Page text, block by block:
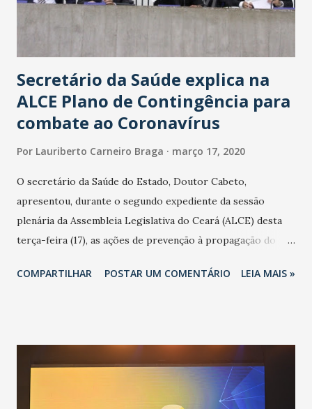
Secretário da Saúde explica na
ALCE Plano de Contingência para
combate ao Coronavírus
Por Lauriberto Carneiro Braga março 17, 2020
O secretário da Saúde do Estado, Doutor Cabeto,
apresentou, durante o segundo expediente da sessão
plenária da Assembleia Legislativa do Ceará (ALCE) desta
terça-feira (17), as ações de prevenção à propagação do
adotadas pelo Governo do Estado na contenção da
população suspeita e de cuidados com os ambientes
públicos e domiciliares. “Nós não estamos vivendo uma
epidemia comum, como temos em todos os anos, com
COMPARTILHAR POSTAR UM COMENTÁRIO LEIA MAIS »